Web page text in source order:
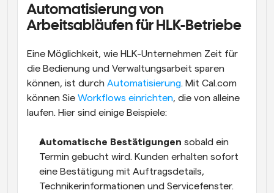
Automatisierung von
Arbeitsabläufen für HLK-Betriebe
Eine Möglichkeit, wie HLK-Unternehmen Zeit für
die Bedienung und Verwaltungsarbeit sparen
können, ist durch Automatisierung. Mit Cal.com
können Sie Workflows einrichten, die von alleine
laufen. Hier sind einige Beispiele:
Automatische Bestätigungen sobald ein
Termin gebucht wird. Kunden erhalten sofort
eine Bestätigung mit Auftragsdetails,
Technikerinformationen und Servicefenster.